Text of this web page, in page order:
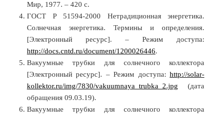
Мир, 1977. – 420 с.
ГОСТ Р 51594-2000 Нетрадиционная энергетика.
Солнечная энергетика. Термины и определения.
[Электронный ресурс]. – Режим доступа:
http://docs.cntd.ru/document/1200026446.
Вакуумные трубки для солнечного коллектора
[Электронный ресурс]. – Режим доступа: http://solar-
kollektor.ru/img/7830/vakuumnaya_trubka_2.jpg (дата
обращения 09.03.19).
Вакуумные трубки для солнечного коллектора